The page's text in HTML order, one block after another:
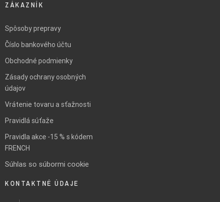
ZÁKAZNÍK
Spôsoby prepravy
Číslo bankového účtu
Obchodné podmienky
Zásady ochrany osobných
údajov
Vrátenie tovaru a sťažnosti
Pravidlá súťaže
Pravidla akce -15 % s kódem
FRENCH
Súhlas so súbormi cookie
KONTAKTNÉ ÚDAJE